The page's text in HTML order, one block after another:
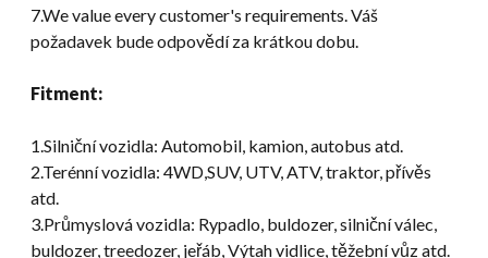
7.We value every customer's requirements . Váš
požadavek bude odpovědí za krátkou dobu.
Fitment:
1.Silniční vozidla: Automobil, kamion, autobus atd.
2.Terénní vozidla: 4WD,SUV, UTV, ATV, traktor, přívěs
atd.
3.Průmyslová vozidla: Rypadlo, buldozer, silniční válec,
buldozer, treedozer, jeřáb, Výtah vidlice, těžební vůz atd.